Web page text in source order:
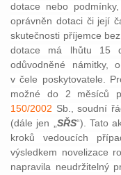
dotace nebo
oprávněn dotaci či její
skutečnosti příjemce
dotace má lhůtu 15
odůvodněné námitky,
v čele poskytovatele.
možné do 2 měsíců
150/2002 Sb., soudní
(dále jen „ SŘS“). Tato
kroků vedoucích
výsledkem novelizace
napravila neudržitelný